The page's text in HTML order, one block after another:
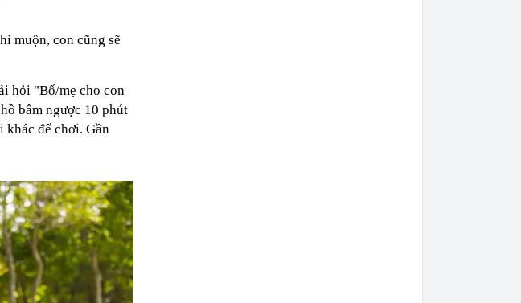
muộn, con cũng sẽ
hỏi "Bố/mẹ cho con
bấm ngược 10 phút
khác để chơi. Gần